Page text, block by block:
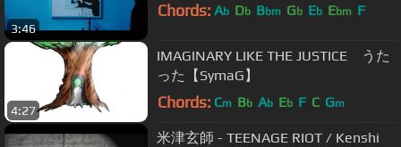
3:46
Chords: Ab Db Bbm Gb Eb Ebm F
4:27
IMAGINARY LIKE THE JUSTICE うた
った【SymaG】
Chords: Cm Bb Ab Eb F C Gm
米津玄師 - TEENAGE RIOT / Kenshi